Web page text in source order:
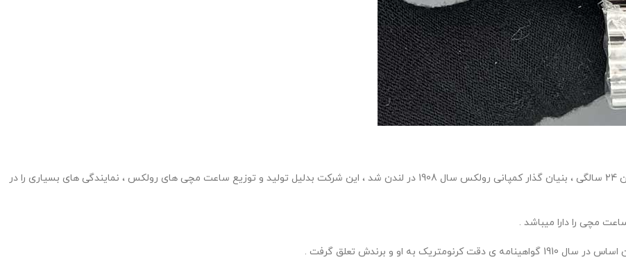
هانس ویلسدورف شخصی با روحیه ی بلند مرتبه و جسوری که داشت در سن 24 سالگی ، بنیان گذار کمپانی رولکس سال 1908 در لندن شد ، این شرکت بدلیل تولید و توزیع ساعت مچی های رولکس ، نمایندگی های بسیاری را در
او و برندش تعلق گرفت .